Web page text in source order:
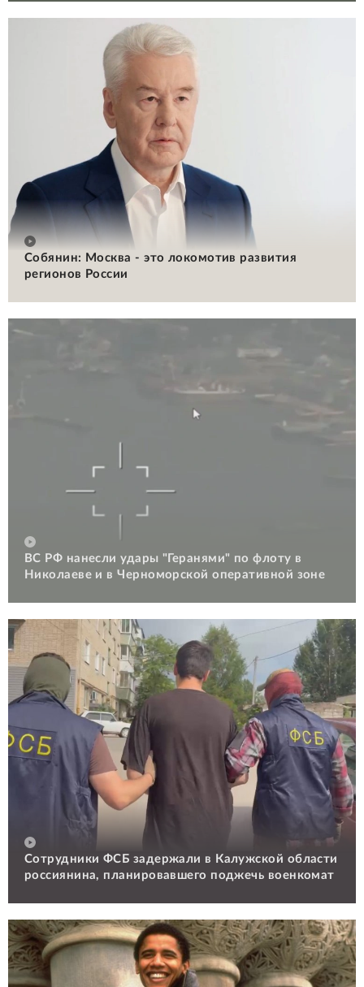
Собянин: Москва - это локомотив развития
регионов России
ВС РФ нанесли удары "Геранями" по флоту в
Николаеве и в Черноморской оперативной зоне
Сотрудники ФСБ задержали в Калужской области
россиянина, планировавшего поджечь военкомат